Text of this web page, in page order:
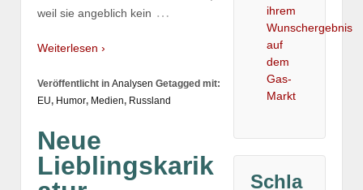
weil sie angeblich kein …
Weiterlesen ›
Veröffentlicht in Analysen Getagged mit:
EU, Humor, Medien, Russland
Neue
Lieblingskarik
ihrem
Wunschergebnis
auf
dem
Gas-
Markt
Schla